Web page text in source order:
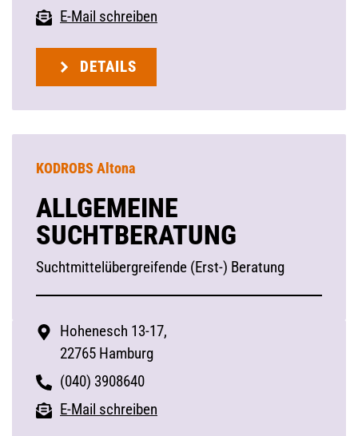
E-Mail schreiben
DETAILS
KODROBS Altona
ALLGEMEINE
SUCHTBERATUNG
Suchtmittelübergreifende (Erst-) Beratung
Hohenesch 13-17,
22765 Hamburg
(040) 3908640
E-Mail schreiben